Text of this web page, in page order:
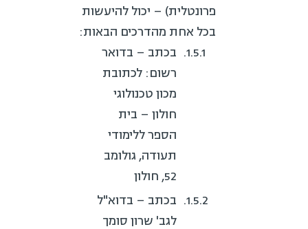
פרונטלית) – יכול להיעשות
בכל אחת מהדרכים הבאות:
בכתב – בדואר
רשום: לכתובת
מכון טכנולוגי
חולון – בית
הספר ללימודי
תעודה, גולומב
52, חולון
בכתב – בדוא"ל
לגב' שרון סומך